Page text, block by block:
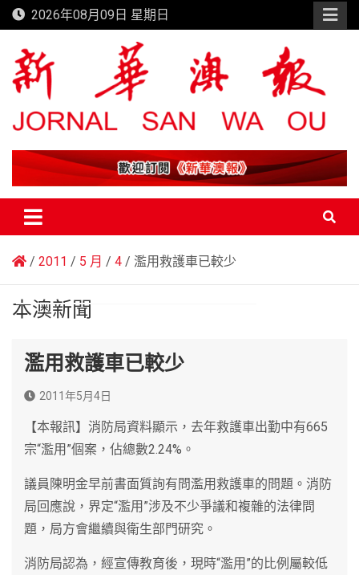
Skip
to
content
2026年08月09日 星期日
新華澳報
2011 5 月 4 濫用救護車已較少
本澳新聞
濫用救護車已較少
2011年5月4日
【本報訊】消防局資料顯示，去年救護車出勤中有665
宗“濫用”個案，佔總數2.24%。
議員陳明金早前書面質詢有問濫用救護車的問題。消防
局回應說，界定“濫用”涉及不少爭議和複雜的法律問
題，局方會繼續與衛生部門研究。
消防局認為，經宣傳教育後，現時“濫用”的比例屬較低